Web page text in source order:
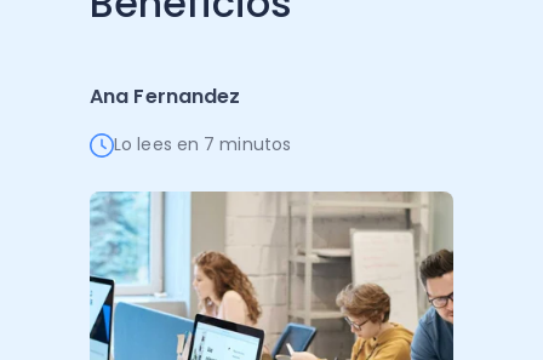
Ver todo
Ver TodoAna Fernandez
Lo lees en 7 minutos